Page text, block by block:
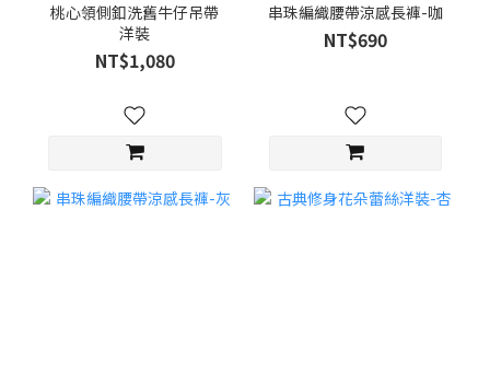
桃心領側釦洗舊牛仔吊帶
洋裝
NT$1,080
串珠編織腰帶涼感長褲-咖
NT$690